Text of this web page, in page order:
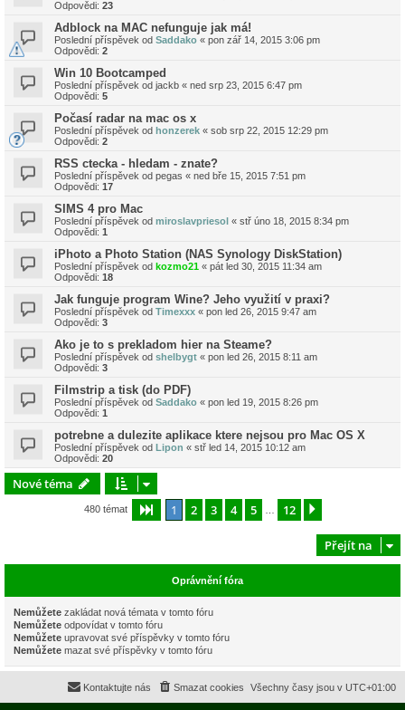
Odpovědi: 23
Adblock na MAC nefunguje jak má!
Poslední příspěvek od Saddako « pon zář 14, 2015 3:06 pm
Odpovědi: 2
Win 10 Bootcamped
Poslední příspěvek od jackb « ned srp 23, 2015 6:47 pm
Odpovědi: 5
Počasí radar na mac os x
Poslední příspěvek od honzerek « sob srp 22, 2015 12:29 pm
Odpovědi: 2
RSS ctecka - hledam - znate?
Poslední příspěvek od pegas « ned bře 15, 2015 7:51 pm
Odpovědi: 17
SIMS 4 pro Mac
Poslední příspěvek od miroslavpriesol « stř úno 18, 2015 8:34 pm
Odpovědi: 1
iPhoto a Photo Station (NAS Synology DiskStation)
Poslední příspěvek od kozmo21 « pát led 30, 2015 11:34 am
Odpovědi: 18
Jak funguje program Wine? Jeho využití v praxi?
Poslední příspěvek od Timexxx « pon led 26, 2015 9:47 am
Odpovědi: 3
Ako je to s prekladom hier na Steame?
Poslední příspěvek od shelbygt « pon led 26, 2015 8:11 am
Odpovědi: 3
Filmstrip a tisk (do PDF)
Poslední příspěvek od Saddako « pon led 19, 2015 8:26 pm
Odpovědi: 1
potrebne a dulezite aplikace ktere nejsou pro Mac OS X
Poslední příspěvek od Lipon « stř led 14, 2015 10:12 am
Odpovědi: 20
Nové téma
480 témat Stránka z 12
1 2 3 4 5 12
Přejít na
Oprávnění fóra
Nemůžete zakládat nová témata v tomto fóru
Nemůžete odpovídat v tomto fóru
Nemůžete upravovat své příspěvky v tomto fóru
Nemůžete mazat své příspěvky v tomto fóru
Všechny časy jsou v UTC+01:00
Smazat cookies
Kontaktujte nás